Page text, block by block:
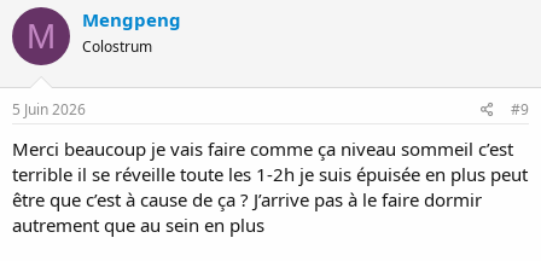
M Mengpeng
Colostrum
5 Juin 2026 #9
Merci beaucoup je vais faire comme ça niveau sommeil c’est
terrible il se réveille toute les 1-2h je suis épuisée en plus peut
être que c’est à cause de ça ? J’arrive pas à le faire dormir
autrement que au sein en plus